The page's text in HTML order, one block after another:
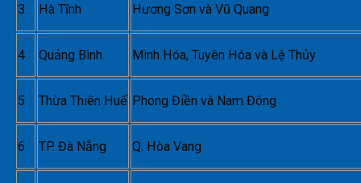
3 Hà Tĩnh Hương Sơn và Vũ Quang
4 Quảng Bình Minh Hóa, Tuyên Hóa và Lệ Thủy
5 Thừa Thiên Huế Phong Điền và Nam Đông
6 TP. Đà Nẵng Q. Hòa Vang